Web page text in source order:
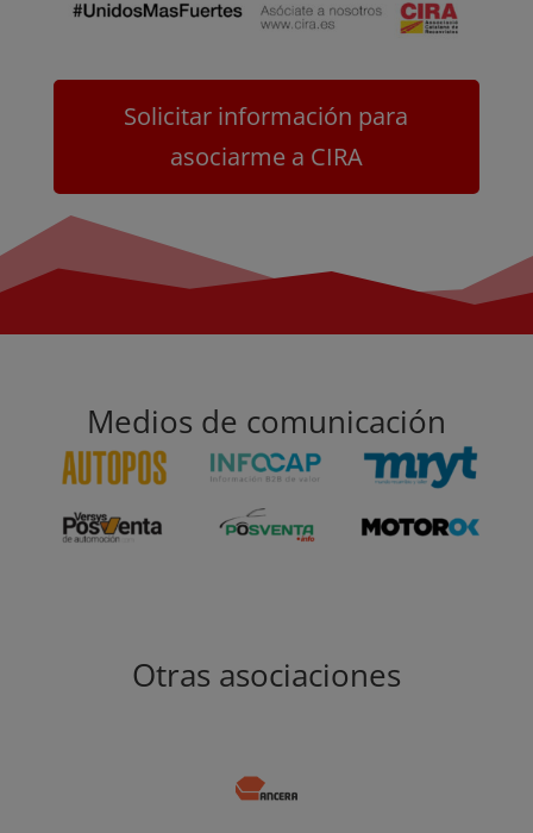
Solicitar información para
asociarme a CIRA
Medios de comunicación
Otras asociaciones